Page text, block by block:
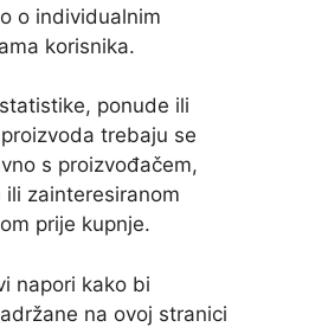
o individualnim
korisnika.
ponude ili
trebaju se
s proizvođačem,
zainteresiranom
prije kupnje.
napori kako bi
na ovoj stranici